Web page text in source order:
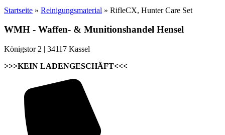
Startseite » Reinigungsmaterial » RifleCX, Hunter Care Set
WMH - Waffen- & Munitionshandel Hensel
Königstor 2 | 34117 Kassel
>>>KEIN LADENGESCHÄFT<<<